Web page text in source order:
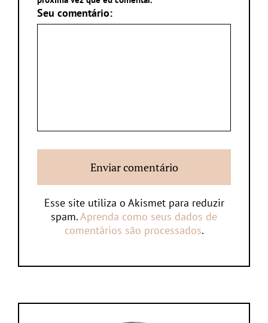
Seu comentário:
Esse site utiliza o Akismet para reduzir
spam.Aprenda como seus dados de
comentários são processados.